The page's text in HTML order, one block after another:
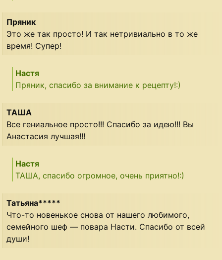
Пряник
Это же так просто! И так нетривиально в то же
время! Супер!
Настя
Пряник, спасибо за внимание к рецепту!:)
ТАША
Все гениальное просто!!! Спасибо за идею!!! Вы
Анастасия лучшая!!!
Настя
ТАША, спасибо огромное, очень приятно!:)
Татьяна*****
Что-то новенькое снова от нашего любимого,
семейного шеф — повара Насти. Спасибо от всей
души!